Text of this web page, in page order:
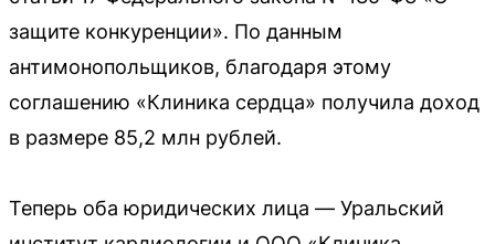
защите конкуренции». По данным
антимонопольщиков, благодаря этому
соглашению «Клиника сердца» получила доход
в размере 85,2 млн рублей.
Теперь оба юридических лица — Уральский